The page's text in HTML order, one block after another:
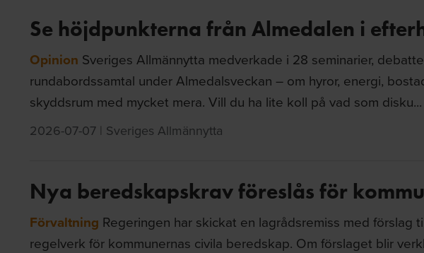
Se höjdpunkterna från Almedalen i
Opinion Sveriges Allmännytta medverkade i 28 seminarier,
rundabordssamtal under Almedalsveckan – om hyror, energi,
skyddsrum med mycket mera. Vill du ha lite koll på vad som disku...
2026-07-07 | Sveriges Allmännytta
Nya beredskapskrav föreslås för
Förvaltning Regeringen har skickat en lagrådsremiss med förslag
regelverk för kommunernas civila beredskap. Om förslaget blir